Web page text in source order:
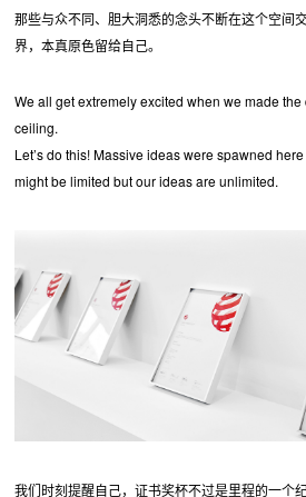
那些与众不同、胆大洞悉的念头不断在这个空间
界，本真原色留给自己。
We all get extremely excited when we made
ceiling.
Let’s do this! Massive ideas were spawned
might be limited but our ideas are unlimited.
我们时刻提醒自己，证书奖杯不过是里程的一个纪